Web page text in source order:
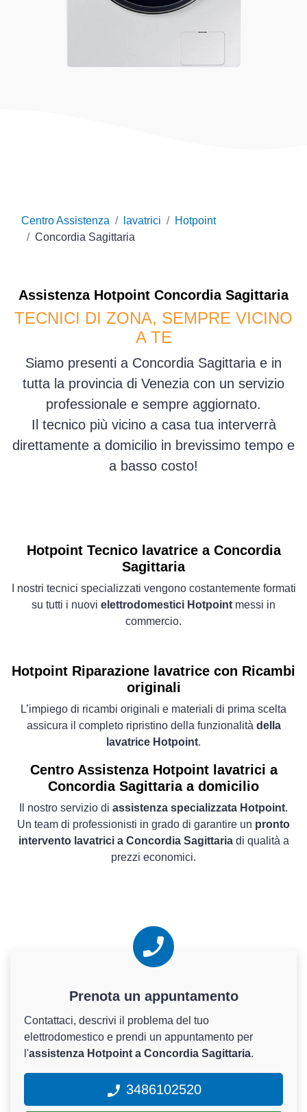
Centro Assistenza lavatrici
Hotpoint
Concordia Sagittaria
Assistenza Hotpoint Concordia Sagittaria
TECNICI DI ZONA, SEMPRE VICINO
A TE
Siamo presenti a Concordia Sagittaria e in
tutta la provincia di Venezia con un servizio
professionale e sempre aggiornato.
Il tecnico più vicino a casa tua interverrà
direttamente a domicilio in brevissimo tempo e
a basso costo!
Hotpoint Tecnico lavatrice a Concordia
Sagittaria
I nostri tecnici specializzati vengono costantemente formati
su tutti i nuovi elettrodomestici Hotpoint messi in
commercio.
Hotpoint Riparazione lavatrice con Ricambi
originali
L’impiego di ricambi originali e materiali di prima scelta
assicura il completo ripristino della funzionalità della
lavatrice Hotpoint.
Centro Assistenza Hotpoint lavatrici a
Concordia Sagittaria a domicilio
Il nostro servizio di assistenza specializzata Hotpoint.
Un team di professionisti in grado di garantire un pronto
intervento lavatrici a Concordia Sagittariadi qualità a
prezzi economici.
Prenota un appuntamento
Contattaci, descrivi il problema del tuo
elettrodomestico e prendi un appuntamento per
l'assistenza Hotpoint a Concordia Sagittaria.
3486102520